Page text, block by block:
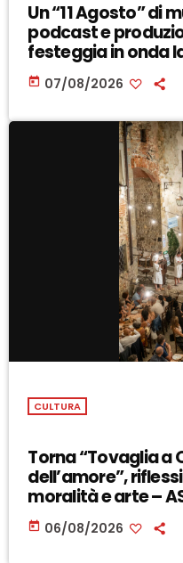
Un “11 Agosto” di
podcast e
festeggia in onda
today 07/08/2026
CULTURA
Torna “Tovaglia a
dell’amore”,
moralità e arte –
today 06/08/2026